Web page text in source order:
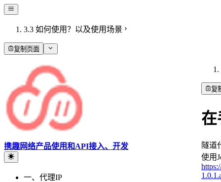
3.3 如何使用？以及使用场景
复制页面
携趣网络产品使用和API接入、开发
一、代理IP
复
在
隧道
使用